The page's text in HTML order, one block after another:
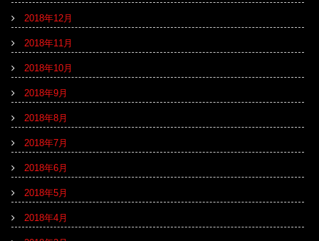
2018年12月
2018年11月
2018年10月
2018年9月
2018年8月
2018年7月
2018年6月
2018年5月
2018年4月